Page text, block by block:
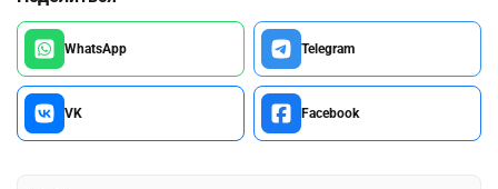
WhatsApp Telegram
VK Facebook